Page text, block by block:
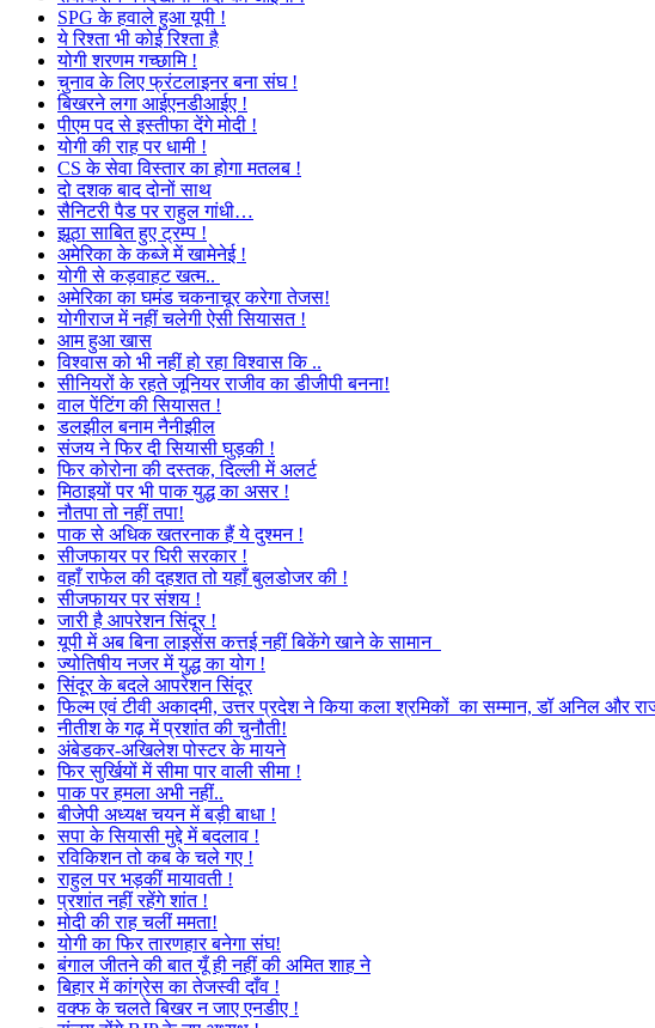
SPG के हवाले हुआ यूपी !
ये रिश्ता भी कोई रिश्ता है
योगी शरणम गच्छामि !
चुनाव के लिए फ्रंटलाइनर बना संघ !
बिखरने लगा आईएनडीआईए !
पीएम पद से इस्तीफा देंगे मोदी !
योगी की राह पर धामी !
CS के सेवा विस्तार का होगा मतलब !
दो दशक बाद दोनों साथ
सैनिटरी पैड पर राहुल गांधी…
झूठा साबित हुए ट्रम्प !
अमेरिका के कब्जे में खामेनेई !
योगी से कड़वाहट खत्म..
अमेरिका का घमंड चकनाचूर करेगा तेजस!
योगीराज में नहीं चलेगी ऐसी सियासत !
आम हुआ खास
विश्वास को भी नहीं हो रहा विश्वास कि ..
सीनियरों के रहते जूनियर राजीव का डीजीपी बनना!
वाल पेंटिंग की सियासत !
डलझील बनाम नैनीझील
संजय ने फिर दी सियासी घुड़की !
फिर कोरोना की दस्तक, दिल्ली में अलर्ट
मिठाइयों पर भी पाक युद्ध का असर !
नौतपा तो नहीं तपा!
पाक से अधिक खतरनाक हैं ये दुश्मन !
सीजफायर पर घिरी सरकार !
वहाँ राफेल की दहशत तो यहाँ बुलडोजर की !
सीजफायर पर संशय !
जारी है आपरेशन सिंदूर !
यूपी में अब बिना लाइसेंस कत्तई नहीं बिकेंगे खाने के सामान
ज्योतिषीय नजर में युद्ध का योग !
सिंदूर के बदले आपरेशन सिंदूर
फिल्म एवं टीवी अकादमी, उत्तर प्रदेश ने किया कला श्रमिकों का सम्मान, डॉ अनिल और
नीतीश के गढ़ में प्रशांत की चुनौती!
अंबेडकर-अखिलेश पोस्टर के मायने
फिर सुर्खियों में सीमा पार वाली सीमा !
पाक पर हमला अभी नहीं..
बीजेपी अध्यक्ष चयन में बड़ी बाधा !
सपा के सियासी मुद्दे में बदलाव !
रविकिशन तो कब के चले गए !
राहुल पर भड़कीं मायावती !
प्रशांत नहीं रहेंगे शांत !
मोदी की राह चलीं ममता!
योगी का फिर तारणहार बनेगा संघ!
बंगाल जीतने की बात यूँ ही नहीं की अमित शाह ने
बिहार में कांग्रेस का तेजस्वी दाँव !
वक्फ के चलते बिखर न जाए एनडीए !